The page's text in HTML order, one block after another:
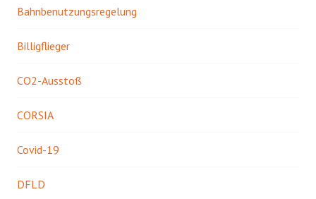
Bahnbenutzungsregelung
Billigflieger
CO2-Ausstoß
CORSIA
Covid-19
DFLD